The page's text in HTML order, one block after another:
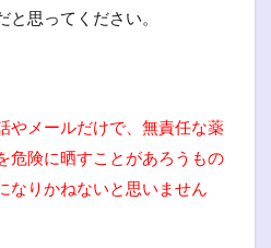
思ってください。
やメールだけで、無責任な薬
危険に晒すことがあろうもの
なりかねないと思いません